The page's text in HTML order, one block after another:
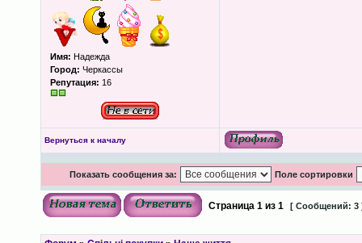
Имя: Надежда
Город: Черкассы
Репутация: 16
Вернуться к началу
Показать сообщения за: Поле сортировки
Страница 1из 1 [ Сообщений: 3